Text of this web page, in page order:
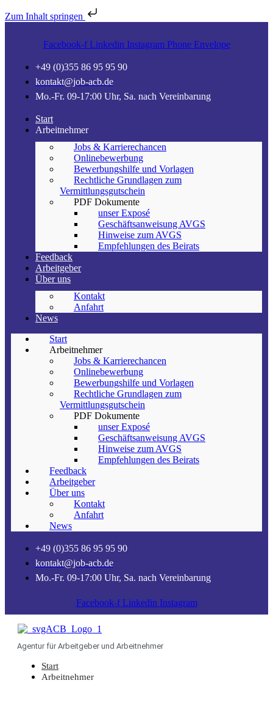
Zum Inhalt springen
Facebook-f Linkedin Instagram Phone Envelope
+49 (0)355 86 95 95 90
kontakt@job-acb.de
Mo.-Fr. 09-17:00 Uhr, Sa. nach Vereinbarung
Start
Arbeitnehmer
Jobs & Karrierechancen
Onlinebewerbung
Bewerbungshilfe und Vorlagen
Rechtliche Grundlagen zum
Vermittlungsgutschein
PDF Dokumente
unser Exposé
Geschäftsanweisung AVGS
Hinweise zum AVGS
Empfehlungen des Beirats
Feedback
Arbeitgeber
Über uns
Kontakt
Anfahrt
News
Start
Arbeitnehmer
Jobs & Karrierechancen
Onlinebewerbung
Bewerbungshilfe und Vorlagen
Rechtliche Grundlagen zum
Vermittlungsgutschein
PDF Dokumente
unser Exposé
Geschäftsanweisung AVGS
Hinweise zum AVGS
Empfehlungen des Beirats
Feedback
Arbeitgeber
Über uns
Kontakt
Anfahrt
News
+49 (0)355 86 95 95 90
kontakt@job-acb.de
Mo.-Fr. 09-17:00 Uhr, Sa. nach Vereinbarung
Facebook-f Linkedin Instagram
Agentur für Arbeitgeber und Arbeitnehmer
Start
Arbeitnehmer